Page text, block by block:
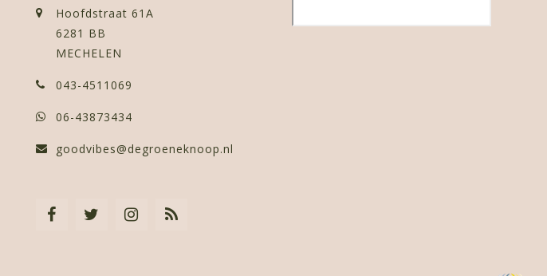
Hoofdstraat 61A
6281 BB
MECHELEN
043-4511069
06-43873434
goodvibes@degroeneknoop.nl